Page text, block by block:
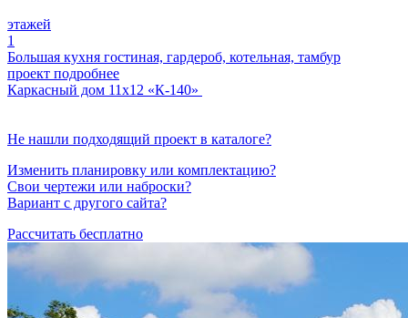
этажей
1
Большая кухня гостиная, гардероб, котельная, тамбур
проект подробнее
Каркасный дом 11х12 «К-140»
Не нашли подходящий проект в каталоге?
Изменить планировку или комплектацию?
Свои чертежи или наброски?
Вариант с другого сайта?
Рассчитать бесплатно